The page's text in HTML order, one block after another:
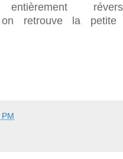
entièrement
on retrouve la petite